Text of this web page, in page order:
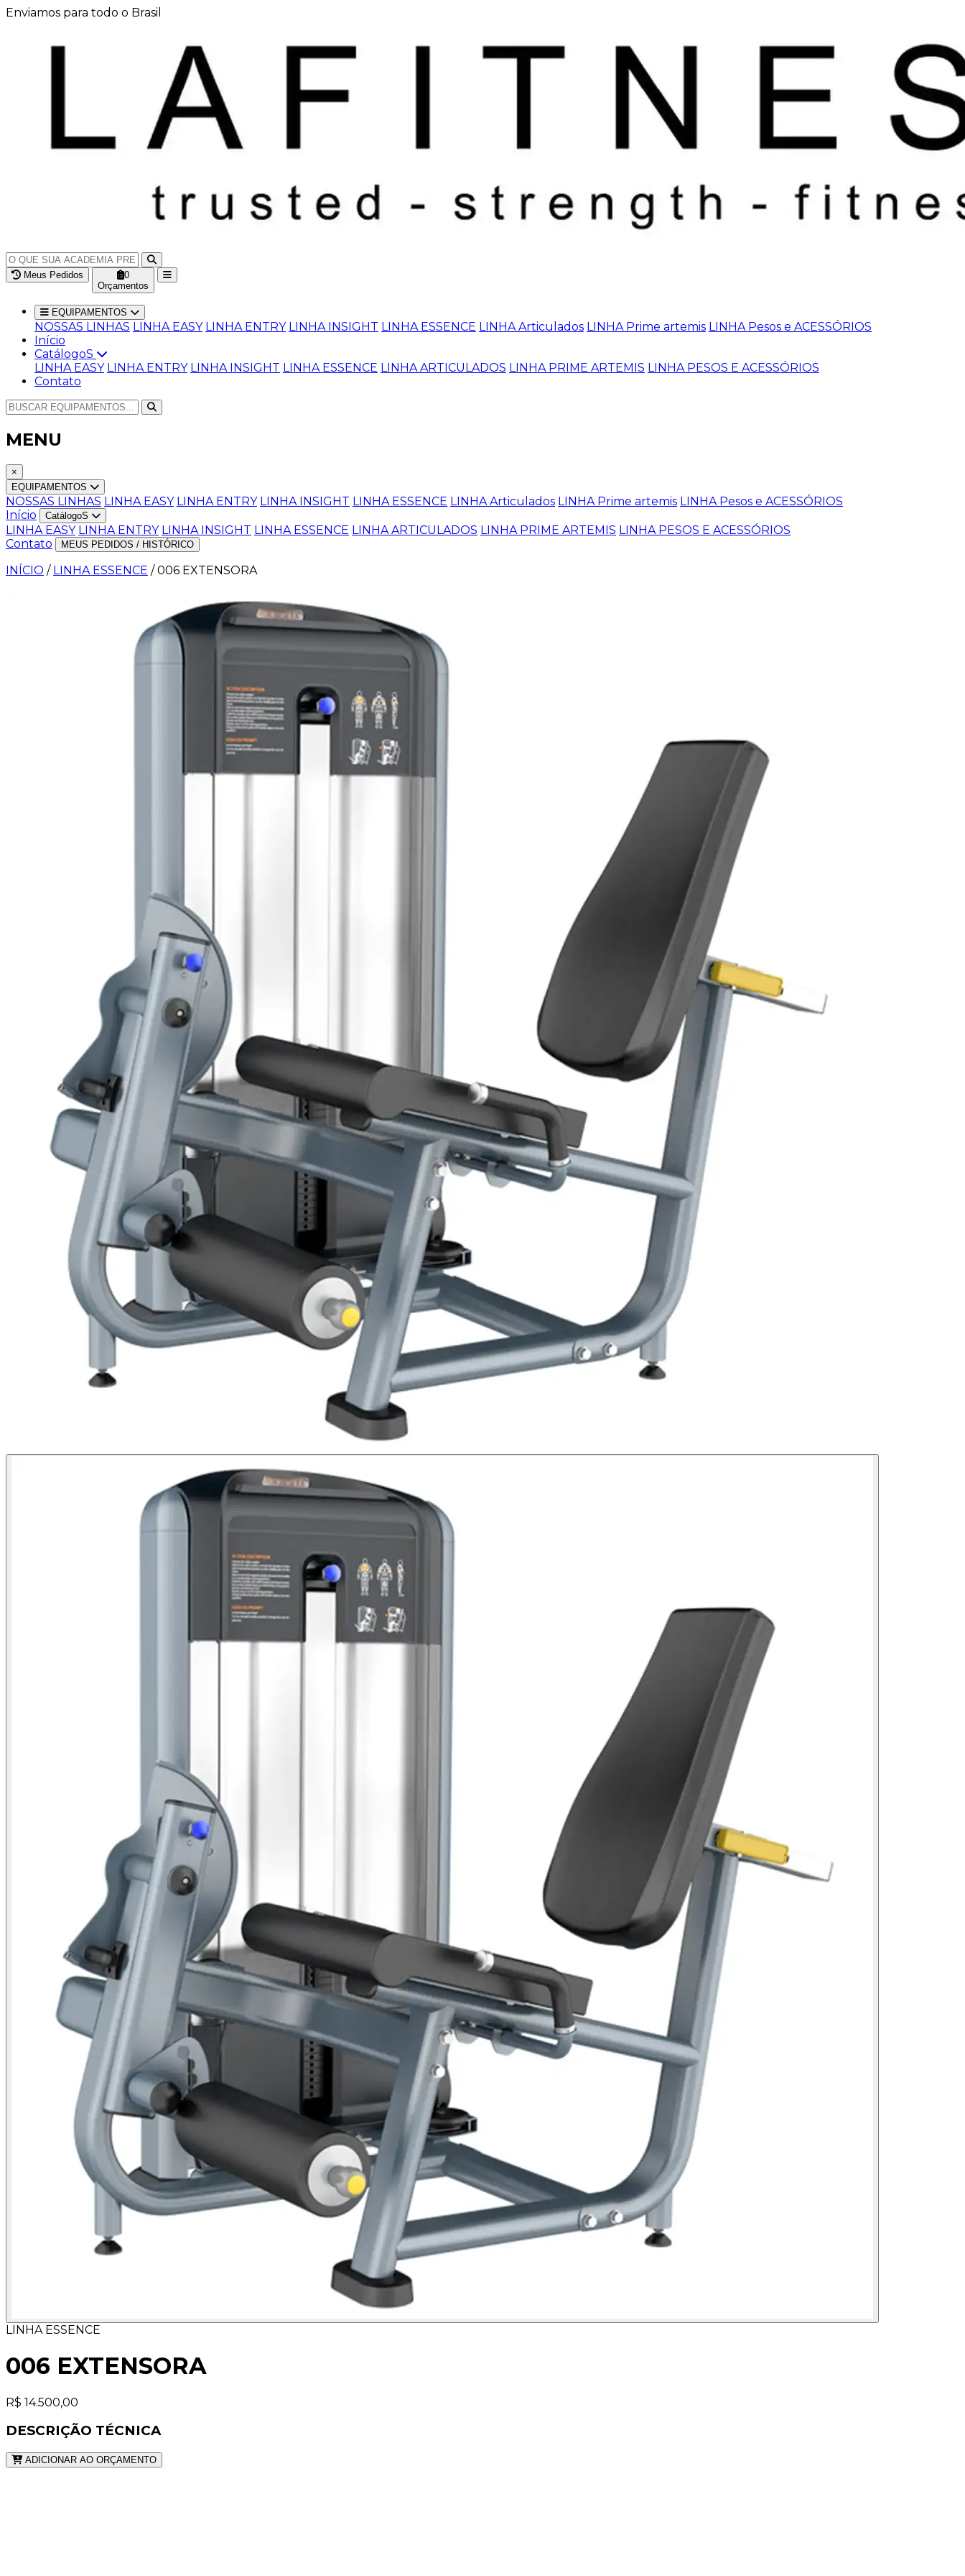
Enviamos para todo o Brasil
Meus Pedidos
0
Orçamentos
EQUIPAMENTOS
NOSSAS LINHAS LINHA EASY LINHA ENTRY LINHA INSIGHT LINHA ESSENCE LINHA Articulados LINHA Prime artemis LINHA Pesos e ACESSÓRIOS
Início
CatálogoS
LINHA EASY LINHA ENTRY LINHA INSIGHT LINHA ESSENCE LINHA ARTICULADOS LINHA PRIME ARTEMIS LINHA PESOS E ACESSÓRIOS
Contato
MENU
×
EQUIPAMENTOS
NOSSAS LINHAS LINHA EASY LINHA ENTRY LINHA INSIGHT LINHA ESSENCE LINHA Articulados LINHA Prime artemis LINHA Pesos e ACESSÓRIOS
Início
CatálogoS
LINHA EASY LINHA ENTRY LINHA INSIGHT LINHA ESSENCE LINHA ARTICULADOS LINHA PRIME ARTEMIS LINHA PESOS E ACESSÓRIOS
Contato
MEUS PEDIDOS / HISTÓRICO
INÍCIO / LINHA ESSENCE / 006 EXTENSORA
LINHA ESSENCE
006 EXTENSORA
R$ 14.500,00
DESCRIÇÃO TÉCNICA
ADICIONAR AO ORÇAMENTO